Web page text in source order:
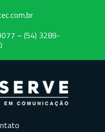
– (54) 3289-